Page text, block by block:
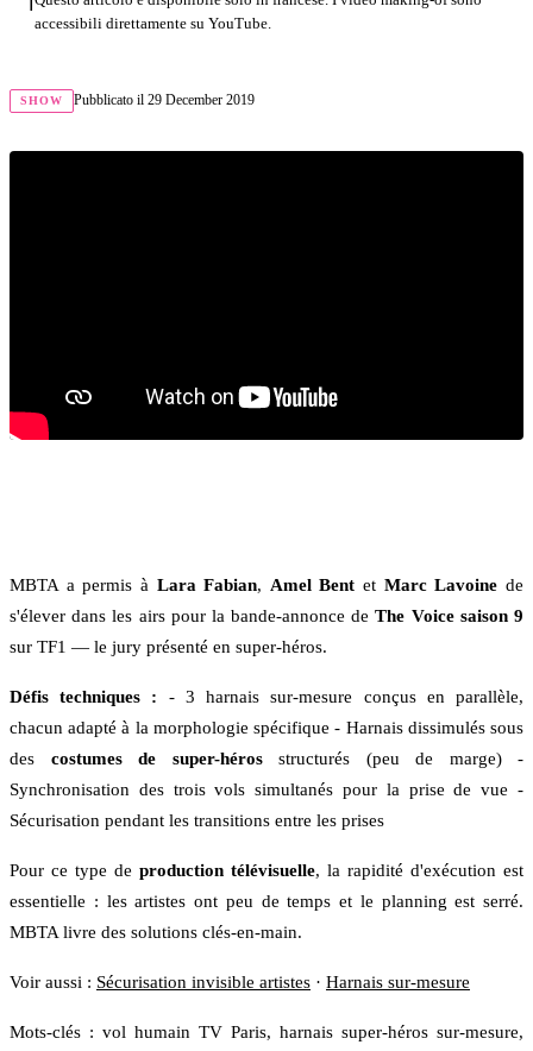
accessibili direttamente su YouTube.
SHOW Pubblicato il 29 December 2019
MBTA a permis à Lara Fabian, Amel Bent et Marc Lavoine de
s'élever dans les airs pour la bande-annonce deThe Voice saison 9
sur TF1 — le jury présenté en super-héros.
Défis techniques : - 3 harnais sur-mesure conçus en parallèle,
chacun adapté à la morphologie spécifique - Harnais dissimulés sous
des costumes de super-hérosstructurés (peu de marge) -
Synchronisation des trois vols simultanés pour la prise de vue -
Sécurisation pendant les transitions entre les prises
Pour ce type de production télévisuelle, la rapidité d'exécution est
essentielle : les artistes ont peu de temps et le planning est serré.
MBTA livre des solutions clés-en-main.
Voir aussi : Sécurisation invisible artistes · Harnais sur-mesure
Mots-clés : vol humain TV Paris, harnais super-héros sur-mesure,